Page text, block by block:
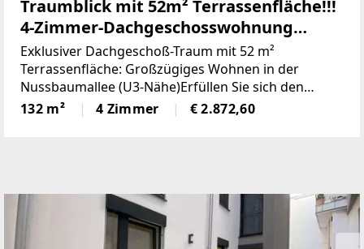
Traumblick mit 52m² Terrassenfläche!!!
4-Zimmer-Dachgeschosswohnung
direkt an der U3!!!
Exklusiver Dachgeschoß-Traum mit 52 m²
Terrassenfläche: Großzügiges Wohnen in der
Nussbaumallee (U3-Nähe)Erfüllen Sie sich den
Traum vom modernen Penthouse-Feeling! Diese im
Jahr 2013 erbaute, lichtdurchflutete
132 m² 4 Zimmer € 2.872,60